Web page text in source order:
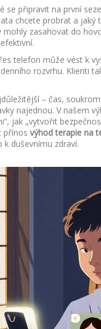
se připravit na první
chcete probrat a jaký
zasahovat do
telefon může vést k
rozvrhu. Klienti
– čas,
najednou. V našem
jak „vytvořit
přínos výhod terapie na
duševnímu zdraví.